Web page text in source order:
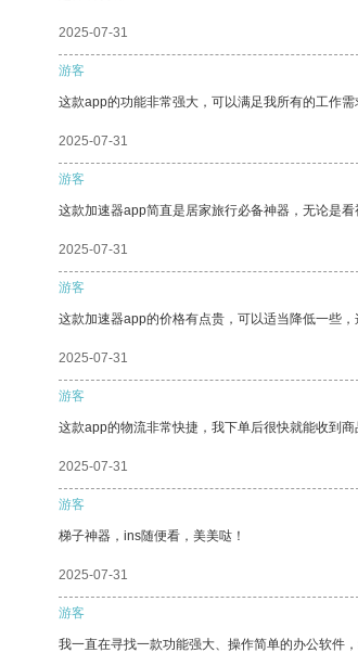
2025-07-31
游客
这款app的功能非常强大，可以满足我所有的工作需
2025-07-31
游客
这款加速器app简直是居家旅行必备神器，无论是
2025-07-31
游客
这款加速器app的价格有点贵，可以适当降低一些，
2025-07-31
游客
这款app的物流非常快捷，我下单后很快就能收到商
2025-07-31
游客
梯子神器，ins随便看，美美哒！
2025-07-31
游客
我一直在寻找一款功能强大、操作简单的办公软件